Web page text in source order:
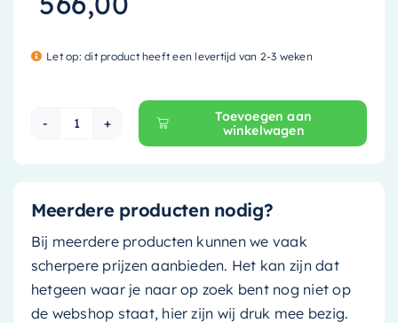
Let op: dit product heeft een levertijd van 2-3 weken
Mondiaz EASY Nis - 89.5x29.5cm - solid
Toevoegen aan
winkelwagen
Meerdere producten nodig?
Bij meerdere producten kunnen we vaak
scherpere prijzen aanbieden. Het kan zijn dat
hetgeen waar je naar op zoek bent nog niet op
de webshop staat, hier zijn wij druk mee bezig.